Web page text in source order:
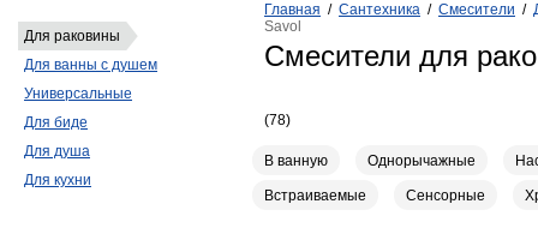
Главная / Сантехника / Смесители /
Savol
Смесители для
(78)
В ванную Однорычажные
Встраиваемые Сенсорные
Для раковины
Для ванны с душем
Универсальные
Для биде
Для душа
Для кухни